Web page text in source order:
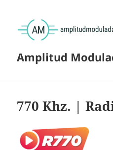
Amplitud
770 Khz. |